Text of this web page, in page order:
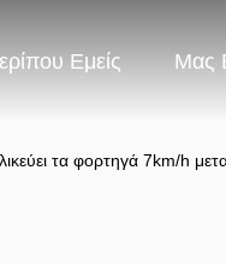
Εμείς Μας
τα φορτηγά 7km/h